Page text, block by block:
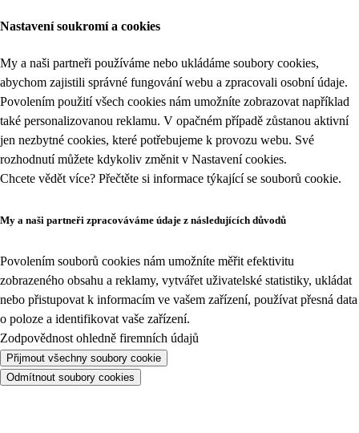
Nastavení soukromí a cookies
My a naši partneři používáme nebo ukládáme soubory cookies,
abychom zajistili správné fungování webu a zpracovali osobní údaje.
Povolením použití všech cookies nám umožníte zobrazovat například
také personalizovanou reklamu. V opačném případě zůstanou aktivní
jen nezbytné cookies, které potřebujeme k provozu webu. Své
rozhodnutí můžete kdykoliv změnit v Nastavení cookies.
Chcete vědět více? Přečtěte si informace týkající se souborů cookie.
My a naši partneři zpracováváme údaje z následujících důvodů
Povolením souborů cookies nám umožníte měřit efektivitu
zobrazeného obsahu a reklamy, vytvářet uživatelské statistiky, ukládat
nebo přistupovat k informacím ve vašem zařízení, používat přesná data
o poloze a identifikovat vaše zařízení.
Zodpovědnost ohledně firemních údajů
Přijmout všechny soubory cookie
Odmítnout soubory cookies